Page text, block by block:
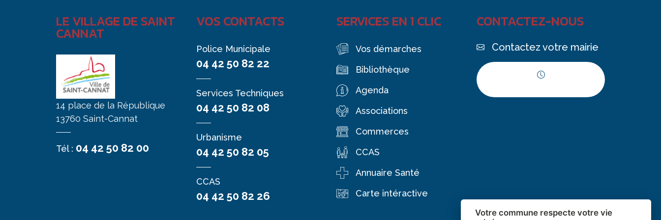
LE VILLAGE DE SAINT
CANNAT
14 place de la République
13760 Saint-Cannat
Tél : 04 42 50 82 00
VOS CONTACTS
Police Municipale
04 42 50 82 22
Services Techniques
04 42 50 82 08
Urbanisme
04 42 50 82 05
CCAS
04 42 50 82 26
SERVICES EN 1 CLIC
Vos démarches
Bibliothèque
Agenda
Associations
Commerces
CCAS
Annuaire Santé
Carte intéractive
CONTACTEZ-NOUS
Contactez votre mairie
Votre commune respecte votre vie